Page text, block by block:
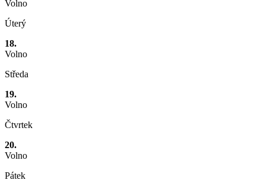
Volno
Úterý
18.
Volno
Středa
19.
Volno
Čtvrtek
20.
Volno
Pátek